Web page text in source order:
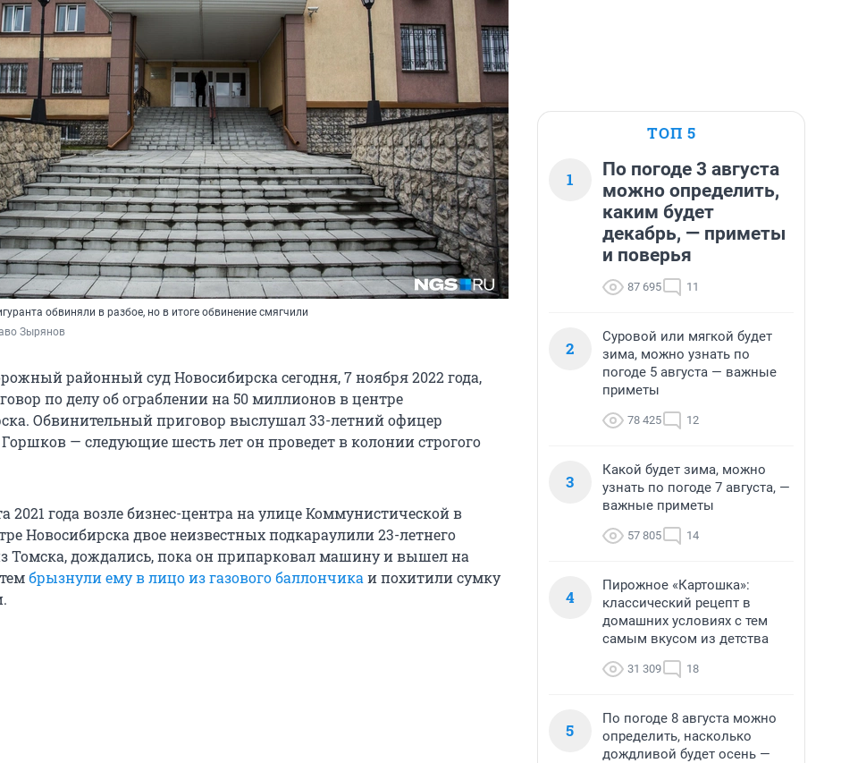
обвиняли в разбое, но в итоге обвинение смягчили
Зырянов
районный суд Новосибирска сегодня, 7 ноября 2022 года,
по делу об ограблении на 50 миллионов в центре
Обвинительный приговор выслушал 33-летний офицер
— следующие шесть лет он проведет в колонии строгого
2021 года возле бизнес-центра на улице Коммунистической в
Новосибирска двое неизвестных подкараулили 23-летнего
Томска, дождались, пока он припарковал машину и вышел на
брызнули ему в лицо из газового баллончика и похитили сумку
ТОП 5
1
По погоде 3 августа
можно определить,
каким будет
декабрь, — приметы
и поверья
87 695 11
2
Суровой или мягкой будет
зима, можно узнать по
погоде 5 августа — важные
приметы
78 425 12
3
Какой будет зима, можно
узнать по погоде 7 августа, —
важные приметы
57 805 14
4
Пирожное «Картошка»:
классический рецепт в
домашних условиях с тем
самым вкусом из детства
31 309 18
5
По погоде 8 августа можно
определить, насколько
дождливой будет осень —